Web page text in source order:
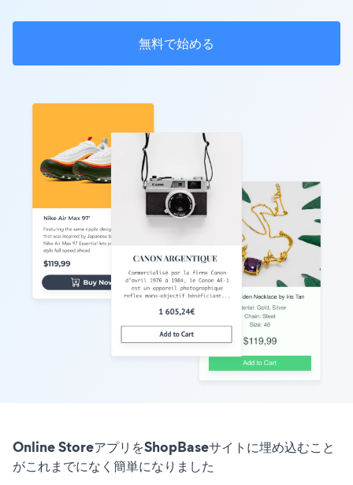
無料で始める
Online StoreアプリをShopBaseサイトに埋め込むこと
がこれまでになく簡単になりました